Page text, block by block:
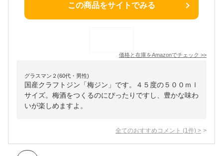
この商品をサイトでみる
価格と在庫をAmazonでチェック >>
グラスマン２(60代・男性)
国産クラフトジン「梅ジン」です。４５度の５００ｍｌ
サイズ。梅酒をつくるのにぴったりですし、豊かな味わ
いが楽しめますよ。
全てのおすすめコメント (1 件) >